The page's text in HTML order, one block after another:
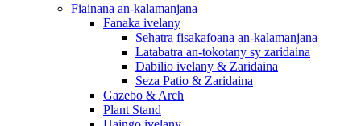
Fiainana an-kalamanjana
Fanaka ivelany
Sehatra fisakafoana an-kalamanjana
Latabatra an-tokotany sy zaridaina
Dabilio ivelany & Zaridaina
Seza Patio & Zaridaina
Gazebo & Arch
Plant Stand